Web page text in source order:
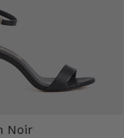
Noir